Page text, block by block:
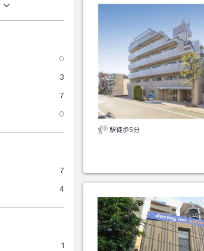
0
3
7
0
7
4
1
駅徒歩5分